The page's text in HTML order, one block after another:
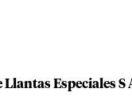
Especiales S